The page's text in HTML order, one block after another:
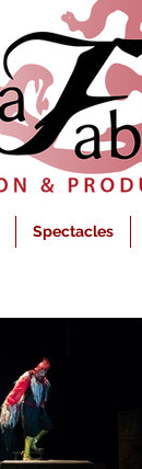
Spectacles